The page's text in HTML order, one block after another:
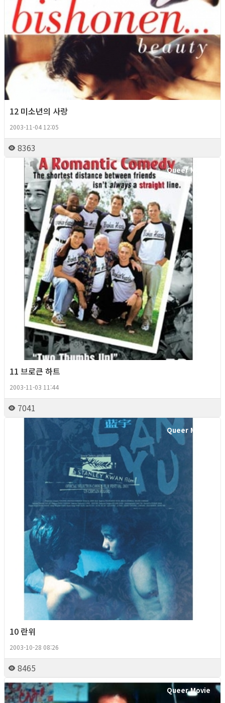
12 미소년의 사랑
2003-11-04 12:05
8363
Queer Movie
11 브로큰 하트
2003-11-03 11:44
7041
Queer Movie
10 란위
2003-10-28 08:26
8465
Queer Movie